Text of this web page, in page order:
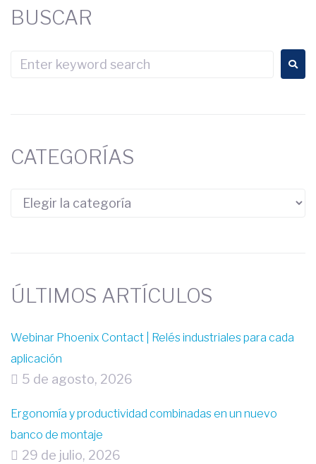
BUSCAR
CATEGORÍAS
ÚLTIMOS ARTÍCULOS
Webinar Phoenix Contact | Relés industriales para cada
aplicación
5 de agosto, 2026
Ergonomía y productividad combinadas en un nuevo
banco de montaje
29 de julio, 2026